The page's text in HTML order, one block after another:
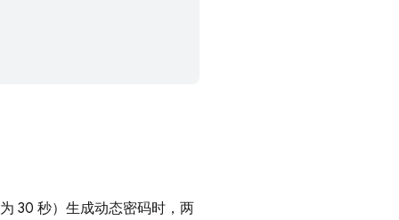
30 秒）生成动态密码时，两